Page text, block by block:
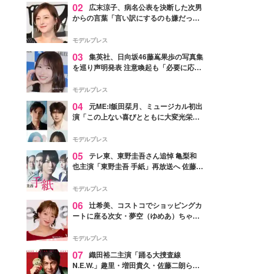
02
広末涼子、病名公表を決断した次男
からの言葉「言い訳にするのも嫌だっ
モデルプレス
03 集英社、日向坂46藤嶌果歩の写真集
を巡り声明発表 注意喚起も「必要に応じ
モデルプレス
04 元ME:I飯田栞月、ミュージカル初出
演「この上ない喜びとともに大変光栄」
ャスト発表
モデルプレス
05 テレ東、東野圭吾さん追悼 亀梨和
也主演「東野圭吾 手紙」再放送へ 佐藤隆
モデルプレス
06 辻希美、コストコでショッピングカ
ートに座る次女・夢空（ゆめあ）ちゃん
ぎ」「成長を感じる」の声
モデルプレス
07 織田裕二主演「踊る大捜査線
N.E.W.」趣里・増田貴久・佐藤二朗ら新